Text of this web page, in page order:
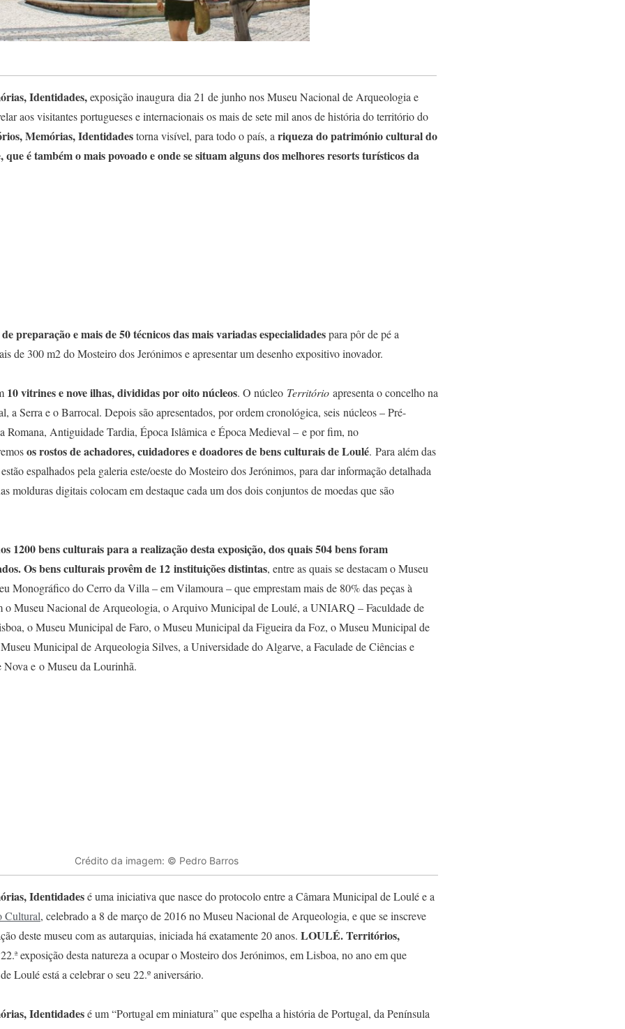
Identidades,exposição inaugura dia 21 de junho nos Museu Nacional de Arqueologia e
aos visitantes portugueses e internacionais os mais de sete mil anos de história do território do
Memórias, Identidadestorna visível, para todo o país, a riqueza do património cultural do
é também o mais povoado e onde se situam alguns dos melhores resorts turísticos da
de preparação e mais de 50 técnicos das mais variadas especialidadespara pôr de pé a
de 300 m2 do Mosteiro dos Jerónimos e apresentar um desenho expositivo inovador.
10 vitrines e nove ilhas, divididas por oito núcleos. O núcleo Território apresenta o concelho na
a Serra e o Barrocal. Depois são apresentados, por ordem cronológica, seis núcleos – Pré-
Romana, Antiguidade Tardia, Época Islâmica e Época Medieval – e por fim, no
os rostos de achadores, cuidadores e doadores de bens culturais de Loulé. Para além das
espalhados pela galeria este/oeste do Mosteiro dos Jerónimos, para dar informação detalhada
molduras digitais colocam em destaque cada um dos dois conjuntos de moedas que são
1200 bens culturais para a realização desta exposição, dos quais 504 bens foram
Os bens culturais provêm de 12 instituições distintas, entre as quais se destacam o Museu
Monográfico do Cerro da Villa – em Vilamoura – que emprestam mais de 80% das peças à
o Museu Nacional de Arqueologia, o Arquivo Municipal de Loulé, a UNIARQ – Faculdade de
o Museu Municipal de Faro, o Museu Municipal da Figueira da Foz, o Museu Municipal de
Municipal de Arqueologia Silves, a Universidade do Algarve, a Faculade de Ciências e
Nova e o Museu da Lourinhã.
Crédito da imagem: © Pedro Barros
Identidadesé uma iniciativa que nasce do protocolo entre a Câmara Municipal de Loulé e a
Cultural, celebrado a 8 de março de 2016 no Museu Nacional de Arqueologia, e que se inscreve
deste museu com as autarquias, iniciada há exatamente 20 anos. LOULÉ. Territórios,
exposição desta natureza a ocupar o Mosteiro dos Jerónimos, em Lisboa, no ano em que
Loulé está a celebrar o seu 22.º aniversário.
Identidadesé um “Portugal em miniatura” que espelha a história de Portugal, da Península